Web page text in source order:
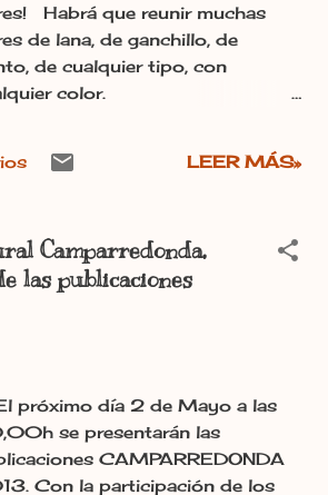
Habrá que reunir muchas
de lana, de ganchillo, de
de cualquier tipo, con
color.
www.facebook.com/desmade
LEER MÁS»
Camparredonda,
las publicaciones
próximo día 2 de Mayo a las
se presentarán las
CAMPARREDONDA
Con la participación de los